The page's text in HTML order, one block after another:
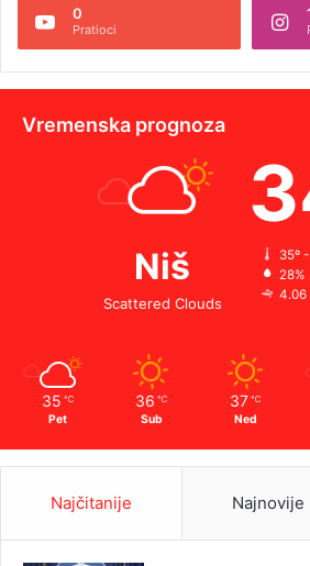
0
Pratioci
Vremenska prognoza
Niš
Scattered Clouds
35º
28%
4.06
35 ℃
Pet
36 ℃
Sub
37 ℃
Ned
Najčitanije Najnovije